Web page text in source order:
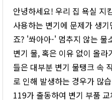
안녕하세요! 우리 집 욕실 지
사용하는 변기에 문제가 생
죠? '쏴아아-' 멈추지 않는 물
변기 물, 혹은 이유 없이 올
들은 대부분 변기 물탱크 속
로 인해 발생하는 경우가 많
119가 출동하여 변기 부품